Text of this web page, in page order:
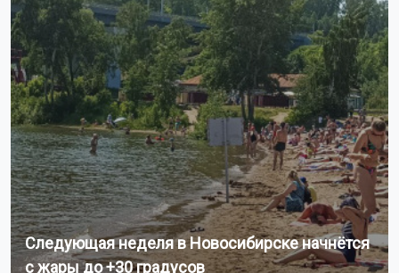
Следующая неделя в Новосибирске начнётся
с жары до +30 градусов